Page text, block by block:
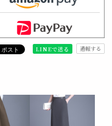
LINEで送る 通報する